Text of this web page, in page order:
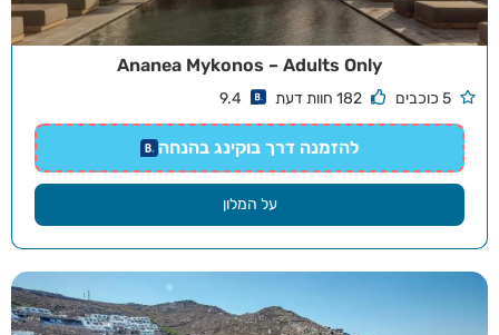
Ananea Mykonos – Adults Only
5 כוכבים 182 חוות דעת 9.4
להזמנה דרך בוקינג בהנחה
על המלון